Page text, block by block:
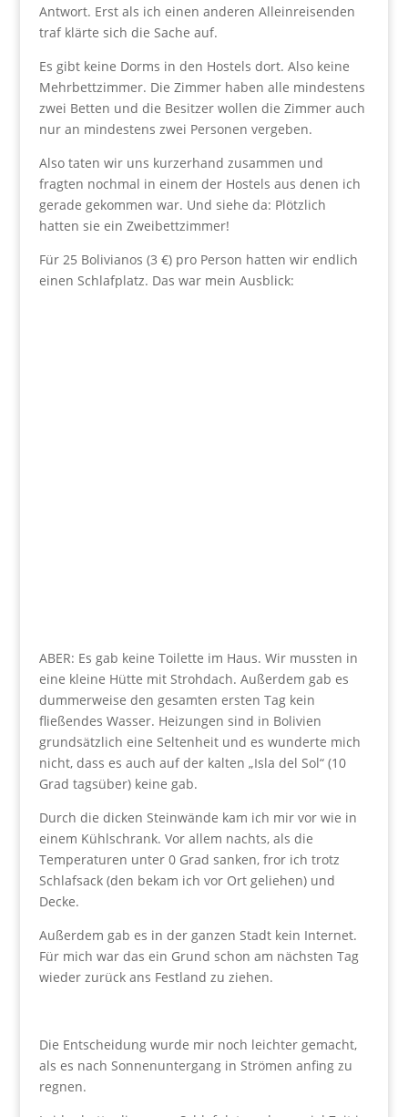
Antwort. Erst als ich einen anderen Alleinreisenden
traf klärte sich die Sache auf.
Es gibt keine Dorms in den Hostels dort. Also keine
Mehrbettzimmer. Die Zimmer haben alle mindestens
zwei Betten und die Besitzer wollen die Zimmer auch
nur an mindestens zwei Personen vergeben.
Also taten wir uns kurzerhand zusammen und
fragten nochmal in einem der Hostels aus denen ich
gerade gekommen war. Und siehe da: Plötzlich
hatten sie ein Zweibettzimmer!
Für 25 Bolivianos (3 €) pro Person hatten wir endlich
einen Schlafplatz. Das war mein Ausblick:
ABER: Es gab keine Toilette im Haus. Wir mussten in
eine kleine Hütte mit Strohdach. Außerdem gab es
dummerweise den gesamten ersten Tag kein
fließendes Wasser. Heizungen sind in Bolivien
grundsätzlich eine Seltenheit und es wunderte mich
nicht, dass es auch auf der kalten „Isla del Sol“ (10
Grad tagsüber) keine gab.
Durch die dicken Steinwände kam ich mir vor wie in
einem Kühlschrank. Vor allem nachts, als die
Temperaturen unter 0 Grad sanken, fror ich trotz
Schlafsack (den bekam ich vor Ort geliehen) und
Decke.
Außerdem gab es in der ganzen Stadt kein Internet.
Für mich war das ein Grund schon am nächsten Tag
wieder zurück ans Festland zu ziehen.
Die Entscheidung wurde mir noch leichter gemacht,
als es nach Sonnenuntergang in Strömen anfing zu
regnen.